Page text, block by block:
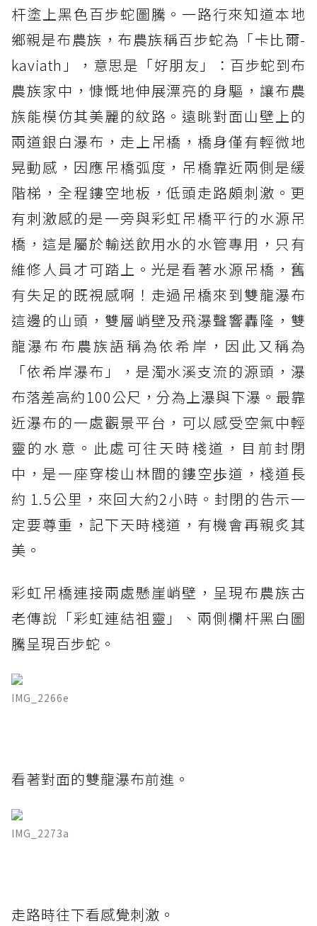
杆塗上黑色百步蛇圖騰。一路行來知道本地
鄉親是布農族，布農族稱百步蛇為「卡比爾-
kaviath」，意思是「好朋友」：百步蛇到布
農族家中，慷慨地伸展漂亮的身驅，讓布農
族能模仿其美麗的紋路。遠眺對面山壁上的
兩道銀白瀑布，走上吊橋，橋身僅有輕微地
晃動感，因應吊橋弧度，吊橋靠近兩側是緩
階梯，全程鏤空地板，低頭走路頗刺激。更
有刺激感的是一旁與彩虹吊橋平行的水源吊
橋，這是屬於輸送飲用水的水管專用，只有
維修人員才可踏上。光是看著水源吊橋，舊
有失足的既視感啊！走過吊橋來到雙龍瀑布
這邊的山頭，雙層峭壁及飛瀑聲響轟隆，雙
龍瀑布布農族語稱為依希岸，因此又稱為
「依希岸瀑布」，是濁水溪支流的源頭，瀑
布落差高約100公尺，分為上瀑與下瀑。最靠
近瀑布的一處觀景平台，可以感受空氣中輕
靈的水意。此處可往天時棧道，目前封閉
中，是一座穿梭山林間的鏤空歩道，棧道長
約 1.5公里，來回大約2小時。封閉的告示一
定要尊重，記下天時棧道，有機會再親炙其
美。
彩虹吊橋連接兩處懸崖峭壁，呈現布農族古
老傳說「彩虹連結祖靈」、兩側欄杆黑白圖
騰呈現百步蛇。
IMG_2266e
看著對面的雙龍瀑布前進。
IMG_2273a
走路時往下看感覺刺激。